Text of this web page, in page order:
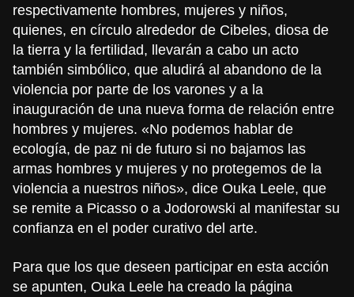
respectivamente hombres, mujeres y niños,
quienes, en círculo alrededor de Cibeles, diosa de
la tierra y la fertilidad, llevarán a cabo un acto
también simbólico, que aludirá al abandono de la
violencia por parte de los varones y a la
inauguración de una nueva forma de relación entre
hombres y mujeres. «No podemos hablar de
ecología, de paz ni de futuro si no bajamos las
armas hombres y mujeres y no protegemos de la
violencia a nuestros niños», dice Ouka Leele, que
se remite a Picasso o a Jodorowski al manifestar su
confianza en el poder curativo del arte.
Para que los que deseen participar en esta acción
se apunten, Ouka Leele ha creado la página